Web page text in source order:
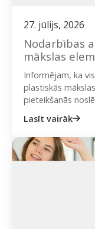
27. jūlijs, 2026
Nodarbības
mākslas
septembrī,
Informējam, ka
plastiskās
pieteikšanās
Lasīt vairāk